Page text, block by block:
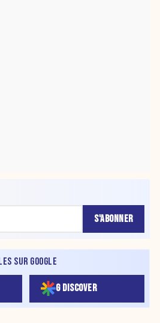
S'ABONNER
SUR GOOGLE
G DISCOVER